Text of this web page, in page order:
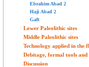
Ebrahim Abad 2
Haji Abad 2
Gaft
Lower Paleolithic sites
Middle Paleolithic sites
Technology applied in the
Debitage, formal tools and
Discussion